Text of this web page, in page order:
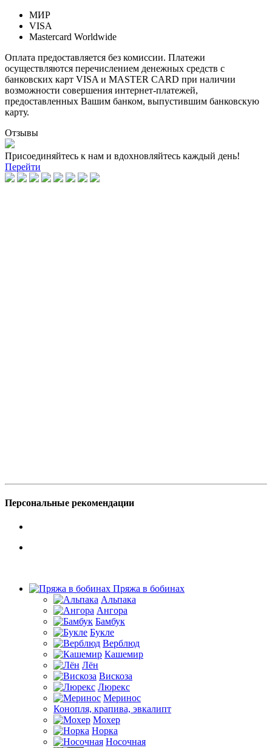
МИР
VISA
Mastercard Worldwide
Оплата предоставляется без комиссии. Платежи
осуществляются перечислением денежных средств с
банковских карт VISA и MASTER CARD при наличии
возможности совершения интернет-платежей,
предоставленных Вашим банком, выпустившим банковскую
карту.
Отзывы
Присоединяйтесь к нам и вдохновляйтесь каждый день!
Перейти
Персональные рекомендации
Пряжа в бобинах
Альпака
Ангора
Бамбук
Букле
Верблюд
Кашемир
Лён
Вискоза
Люрекс
Меринос
Конопля, крапива, эвкалипт
Мохер
Норка
Носочная